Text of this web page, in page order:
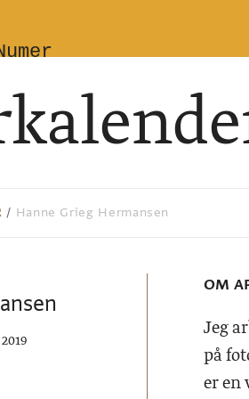
/ Hanne Grieg Hermansen
OM
Jeg
på
er en